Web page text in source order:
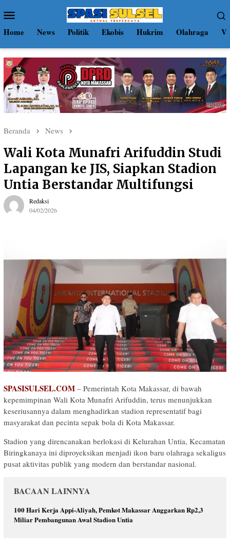
ke
kontenMobile
Home News Politik Ekobis Hukrim Olahraga
Beranda News
Wali Kota Munafri Arifuddin Studi
Lapangan ke JIS, Siapkan Stadion
Untia Berstandar Multifungsi
Redaksi
04/02/2026
SPASISULSEL.COM – Pemerintah Kota Makassar, di bawah
kepemimpinan Wali Kota Munafri Arifuddin, terus menunjukkan
keseriusannya dalam menghadirkan stadion representatif bagi
masyarakat dan pecinta sepak bola di Kota Makassar.
Stadion yang direncanakan berlokasi di Kelurahan Untia, Kecamatan
Biringkanaya ini diproyeksikan menjadi ikon baru olahraga sekaligus
pusat aktivitas publik yang modern dan berstandar nasional.
BACAAN LAINNYA
100 Hari Kerja Appi-Aliyah, Pemkot Makassar Anggarkan Rp2,3
Miliar Pembangunan Awal Stadion Untia